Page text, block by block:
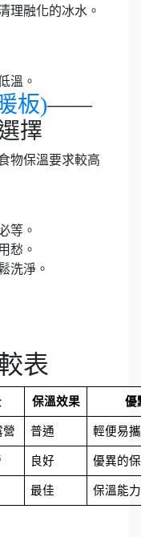
理融化的冰水。
溫。
板)——
擇
物保溫要求較高
等。
愁。
洗淨。
表
保溫效果 優
營 普通 輕便易
良好 優異的
最佳 保溫能